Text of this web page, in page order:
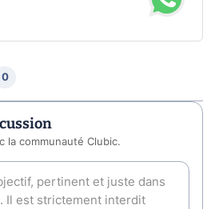
0
la communauté Clubic.